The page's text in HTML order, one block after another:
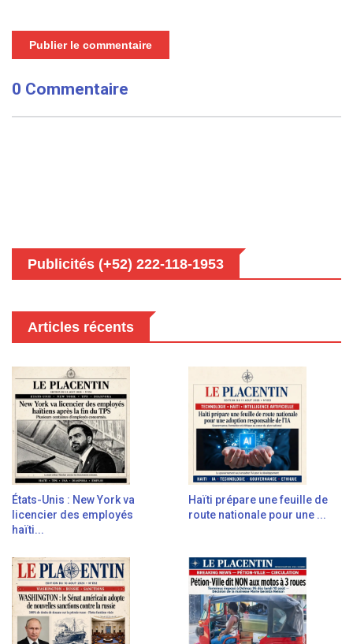
Publier le commentaire
0 Commentaire
Publicités (+52) 222-118-1953
Articles récents
États-Unis : New York va
licencier des employés
haïti...
Haïti prépare une feuille de
route nationale pour une ...